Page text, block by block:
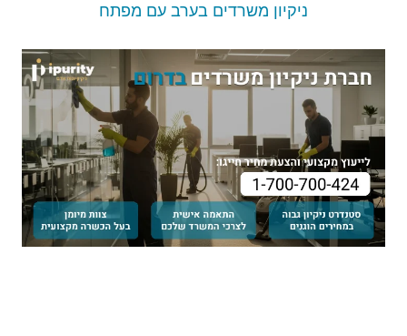
ניקיון משרדים בערב עם מפתח